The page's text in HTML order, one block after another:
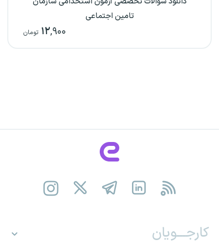
تامین اجتماعی
۱۲,۹۰۰ تومان
کارجـــویان